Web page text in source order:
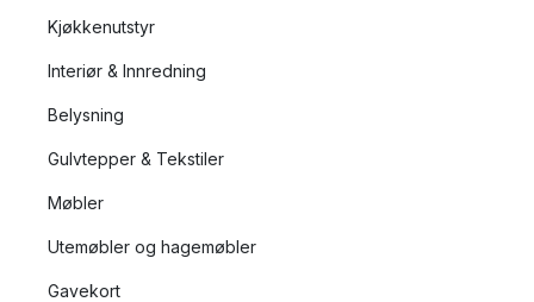
Kjøkkenutstyr
Interiør & Innredning
Belysning
Gulvtepper & Tekstiler
Møbler
Utemøbler og hagemøbler
Gavekort